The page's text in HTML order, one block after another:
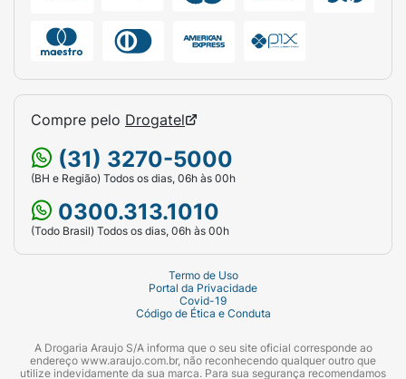
Compre pelo Drogatel
(31) 3270-5000
(BH e Região) Todos os dias, 06h às 00h
0300.313.1010
(Todo Brasil) Todos os dias, 06h às 00h
Termo de Uso
Portal da Privacidade
Covid-19
Código de Ética e Conduta
A Drogaria Araujo S/A informa que o seu site oficial corresponde ao
endereço www.araujo.com.br, não reconhecendo qualquer outro que
utilize indevidamente da sua marca. Para sua segurança recomendamos